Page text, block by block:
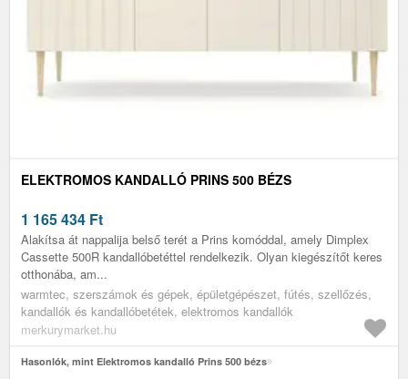
ELEKTROMOS KANDALLÓ PRINS 500 BÉZS
1 165 434 Ft
Alakítsa át nappalija belső terét a Prins komóddal, amely Dimplex
Cassette 500R kandallóbetéttel rendelkezik. Olyan kiegészítőt keres
otthonába, am...
warmtec, szerszámok és gépek, épületgépészet, fútés, szellőzés,
kandallók és kandallóbetétek, elektromos kandallók
merkurymarket.hu
Hasonlók, mint Elektromos kandalló Prins 500 bézs